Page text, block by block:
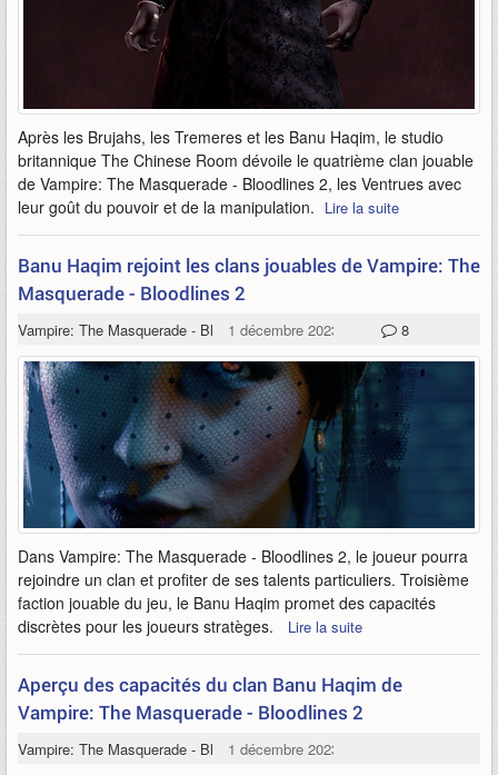
Après les Brujahs, les Tremeres et les Banu Haqim, le studio
britannique The Chinese Room dévoile le quatrième clan jouable
de Vampire: The Masquerade - Bloodlines 2, les Ventrues avec
leur goût du pouvoir et de la manipulation. Lire la suite
Banu Haqim rejoint les clans jouables de Vampire: The
Masquerade - Bloodlines 2
Vampire: The Masquerade - Bloodlines 21 décembre 2023 8
Dans Vampire: The Masquerade - Bloodlines 2, le joueur pourra
rejoindre un clan et profiter de ses talents particuliers. Troisième
faction jouable du jeu, le Banu Haqim promet des capacités
discrètes pour les joueurs stratèges.
Lire la suite
Aperçu des capacités du clan Banu Haqim de
Vampire: The Masquerade - Bloodlines 2
Vampire: The Masquerade - Bloodlines 21 décembre 2023